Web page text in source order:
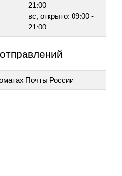
21:00
вс, открыто: 09:00 -
21:00
Почты России